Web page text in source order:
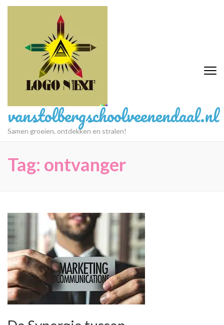
Ga
vanstolbergschoolveenendaal.nl
Samen groeien, ontdekken en stralen!
Tag: ontvanger